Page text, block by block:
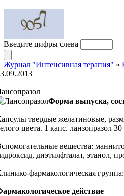
Введите цифры слева
Журнал "Интенсивная терапия" »
Форма выпуска,
твердые желатиновые,
цвета. 1 капс. ланзопразол 30
вещества:
диэтилфталат, этанол,
фармакологическая
действие